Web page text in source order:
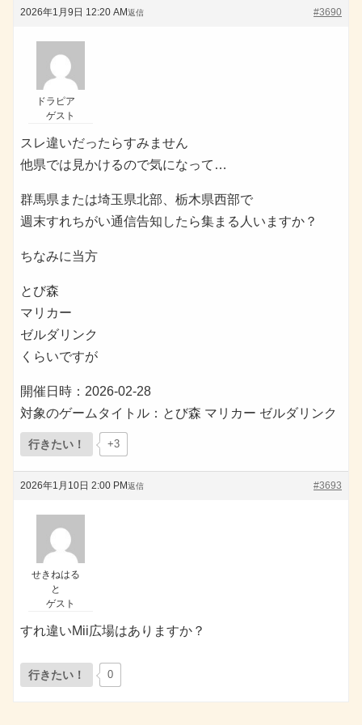
2026年1月9日 12:20 AM #3690
返信
ドラピア
ゲスト
スレ違いだったらすみません
他県では見かけるので気になって…
群馬県または埼玉県北部、栃木県西部で
週末すれちがい通信告知したら集まる人いますか？
ちなみに当方
とび森
マリカー
ゼルダリンク
くらいですが
開催日時：2026-02-28
対象のゲームタイトル：とび森 マリカー ゼルダリンク
行きたい！ +3
2026年1月10日 2:00 PM #3693
返信
せきねはる
と
ゲスト
すれ違いMii広場はありますか？
行きたい！ 0